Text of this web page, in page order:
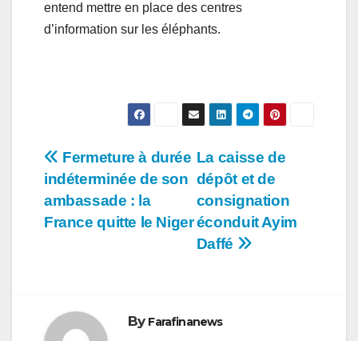
entend mettre en place des centres
d’information sur les éléphants.
Navigation
de
l’article
La caisse de
dépôt et de
consignation
éconduit Ayim
Daffé
Fermeture à durée
indéterminée de son
ambassade : la
France quitte le Niger
By Farafinanews